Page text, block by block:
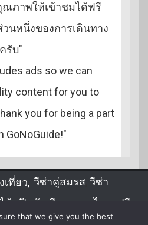
ณภาพให้เข้าชมได้ฟรี
นหนึ่งของการเดินทาง
รับ"
ads so we can
content for you to
you for being a part
GoNoGuide!"
เที่ยว, วีซ่าคู่สมรส ,วีซ่า
ด้ เปิดบัญชีธนาคารไทย ฟรี
that we give you the best